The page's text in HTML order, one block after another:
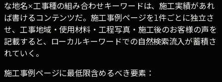
な地名×工事種の組み合わせキーワードは、施工実績があれ
ば書けるコンテンツだ。施工事例ページを1件ごとに独立さ
せ、工事地域・使用材料・工程写真・施工後のお客様の声を
記載すると、ローカルキーワードでの自然検索流入が蓄積さ
れていく。
施工事例ページに最低限含めるべき要素：